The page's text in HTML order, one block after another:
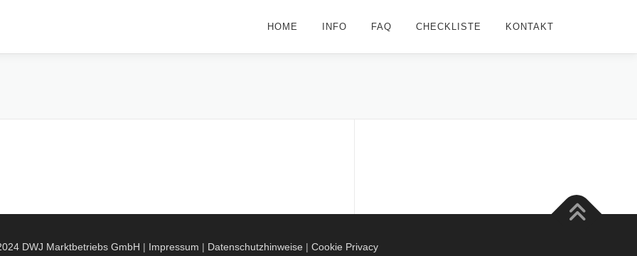
HOME INFO FAQ CHECKLISTE KONTAKT
DWJ Marktbetriebs GmbH | Impressum | Datenschutzhinweise | Cookie Privacy